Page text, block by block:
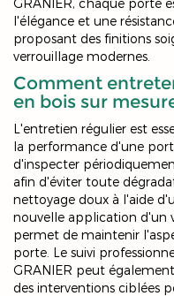
l'élégance et une
proposant des finitions
verrouillage modernes.
Comment
en bois sur
L'entretien régulier est
la performance d'une
d'inspecter
afin d'éviter toute
nettoyage doux à l'aide
nouvelle application d'un
permet de maintenir
porte. Le suivi
GRANIER peut
des interventions ciblées